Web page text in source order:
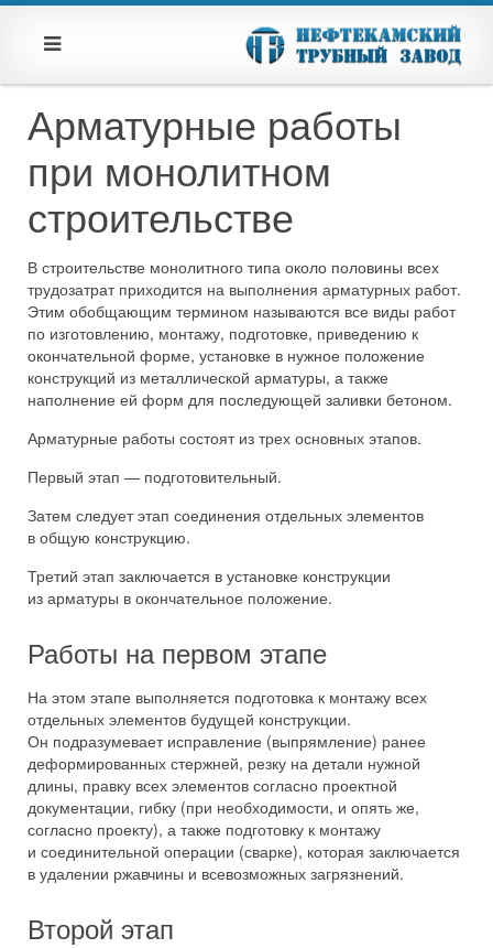
Арматурные работы
при монолитном
строительстве
В строительстве монолитного типа около половины всех
трудозатрат приходится на выполнения арматурных работ.
Этим обобщающим термином называются все виды работ
по изготовлению, монтажу, подготовке, приведению к
окончательной форме, установке в нужное положение
конструкций из металлической арматуры, а также
наполнение ей форм для последующей заливки бетоном.
Арматурные работы состоят из трех основных этапов.
Первый этап — подготовительный.
Затем следует этап соединения отдельных элементов
в общую конструкцию.
Третий этап заключается в установке конструкции
из арматуры в окончательное положение.
Работы на первом этапе
На этом этапе выполняется подготовка к монтажу всех
отдельных элементов будущей конструкции.
Он подразумевает исправление (выпрямление) ранее
деформированных стержней, резку на детали нужной
длины, правку всех элементов согласно проектной
документации, гибку (при необходимости, и опять же,
согласно проекту), а также подготовку к монтажу
и соединительной операции (сварке), которая заключается
в удалении ржавчины и всевозможных загрязнений.
Второй этап